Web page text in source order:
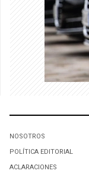
NOSOTROS
POLÍTICA EDITORIAL
ACLARACIONES